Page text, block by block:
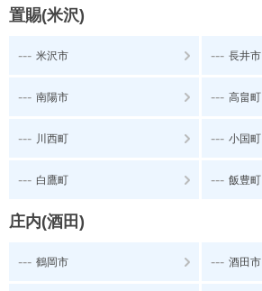
置賜(米沢)
--- 米沢市 --- 長井市
--- 南陽市 --- 高畠町
--- 川西町 --- 小国町
--- 白鷹町 --- 飯豊町
庄内(酒田)
--- 鶴岡市 --- 酒田市